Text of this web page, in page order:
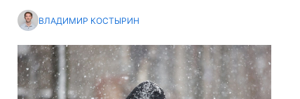
ВЛАДИМИР КОСТЫРИН